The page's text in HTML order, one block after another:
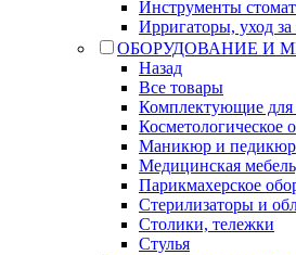
Инструменты
Ирригаторы, уход за
ОБОРУДОВАНИЕ И
Назад
Все товары
Комплектующие для
Косметологическое
Маникюр и педикюр
Медицинская
Парикмахерское
Стерилизаторы и
Столики, тележки
Стулья